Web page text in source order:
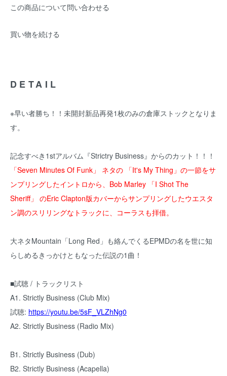
この商品について問い合わせる
買い物を続ける
DETAIL
※早い者勝ち！！未開封新品再発1枚のみの倉庫ストックとなりま
す。
記念すべき1stアルバム『Strictry Business』からのカット！！！
「Seven Minutes Of Funk」 ネタの 「It's My Thing」の一節をサ
ンプリングしたイントロから、Bob Marley 「I Shot The
Sheriff」 のEric Clapton版カバーからサンプリングしたウエスタ
ン調のスリリングなトラックに、コーラスも拝借。
大ネタMountain「Long Red」も絡んでくるEPMDの名を世に知
らしめるきっかけともなった伝説の1曲！
■試聴 / トラックリスト
A1. Strictly Business (Club Mix)
試聴: https://youtu.be/5sF_VLZhNg0
A2. Strictly Business (Radio Mix)
B1. Strictly Business (Dub)
B2. Strictly Business (Acapella)